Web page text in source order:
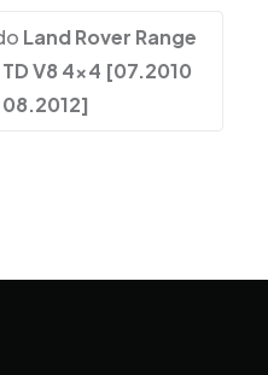
Land Rover Range
V8 4x4 [07.2010